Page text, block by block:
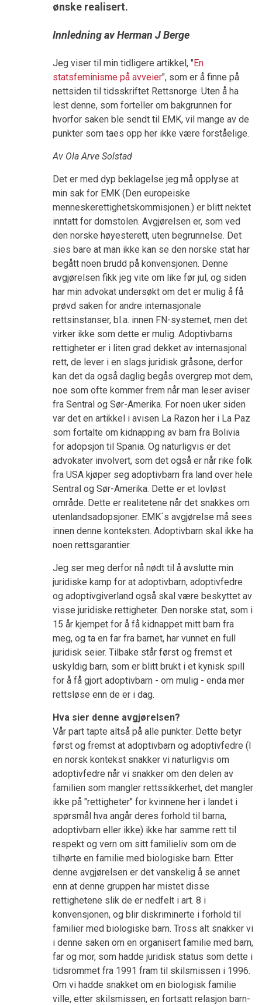
ønske realisert.
Innledning av Herman J Berge
Jeg viser til min tidligere artikkel, "En
statsfeminisme på avveier", som er å finne på
nettsiden til tidsskriftet Rettsnorge. Uten å ha
lest denne, som forteller om bakgrunnen for
hvorfor saken ble sendt til EMK, vil mange av de
punkter som taes opp her ikke være forståelige.
Av Ola Arve Solstad
Det er med dyp beklagelse jeg må opplyse at
min sak for EMK (Den europeiske
menneskerettighetskommisjonen.) er blitt nektet
inntatt for domstolen. Avgjørelsen er, som ved
den norske høyesterett, uten begrunnelse. Det
sies bare at man ikke kan se den norske stat har
begått noen brudd på konvensjonen. Denne
avgjørelsen fikk jeg vite om like før jul, og siden
har min advokat undersøkt om det er mulig å få
prøvd saken for andre internasjonale
rettsinstanser, bl.a. innen FN-systemet, men det
virker ikke som dette er mulig. Adoptivbarns
rettigheter er i liten grad dekket av internasjonal
rett, de lever i en slags juridisk gråsone, derfor
kan det da også daglig begås overgrep mot dem,
noe som ofte kommer frem når man leser aviser
fra Sentral og Sør-Amerika. For noen uker siden
var det en artikkel i avisen La Razon her i La Paz
som fortalte om kidnapping av barn fra Bolivia
for adopsjon til Spania. Og naturligvis er det
advokater involvert, som det også er når rike folk
fra USA kjøper seg adoptivbarn fra land over hele
Sentral og Sør-Amerika. Dette er et lovløst
område. Dette er realitetene når det snakkes om
utenlandsadopsjoner. EMK´s avgjørelse må sees
innen denne konteksten. Adoptivbarn skal ikke ha
noen rettsgarantier.
Jeg ser meg derfor nå nødt til å avslutte min
juridiske kamp for at adoptivbarn, adoptivfedre
og adoptivgiverland også skal være beskyttet av
visse juridiske rettigheter. Den norske stat, som i
15 år kjempet for å få kidnappet mitt barn fra
meg, og ta en far fra barnet, har vunnet en full
juridisk seier. Tilbake står først og fremst et
uskyldig barn, som er blitt brukt i et kynisk spill
for å få gjort adoptivbarn - om mulig - enda mer
rettsløse enn de er i dag.
Hva sier denne avgjørelsen?
Vår part tapte altså på alle punkter. Dette betyr
først og fremst at adoptivbarn og adoptivfedre (I
en norsk kontekst snakker vi naturligvis om
adoptivfedre når vi snakker om den delen av
familien som mangler rettssikkerhet, det mangler
ikke på "rettigheter" for kvinnene her i landet i
spørsmål hva angår deres forhold til barna,
adoptivbarn eller ikke) ikke har samme rett til
respekt og vern om sitt familieliv som om de
tilhørte en familie med biologiske barn. Etter
denne avgjørelsen er det vanskelig å se annet
enn at denne gruppen har mistet disse
rettighetene slik de er nedfelt i art. 8 i
konvensjonen, og blir diskriminerte i forhold til
familier med biologiske barn. Tross alt snakker vi
i denne saken om en organisert familie med barn,
far og mor, som hadde juridisk status som dette i
tidsrommet fra 1991 fram til skilsmissen i 1996.
Om vi hadde snakket om en biologisk familie
ville, etter skilsmissen, en fortsatt relasjon barn-